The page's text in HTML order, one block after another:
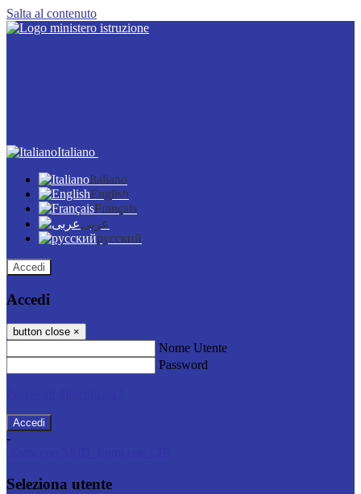
Salta al contenuto
Italiano
Italiano
English
Français
عربى
русский
Accedi
Accedi
button close ×
Nome Utente
Password
-
Seleziona utente